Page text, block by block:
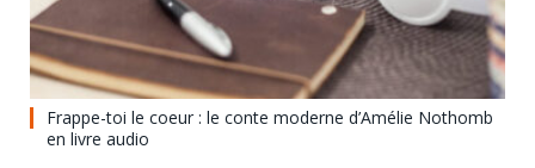
Frappe-toi le coeur : le conte moderne d’Amélie Nothomb
en livre audio